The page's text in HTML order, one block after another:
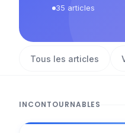
35 articles
Tous les articles
INCONTOURNABLES